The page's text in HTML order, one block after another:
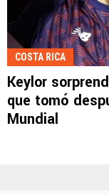
COSTA RICA
Keylor
que tomó
Mundial